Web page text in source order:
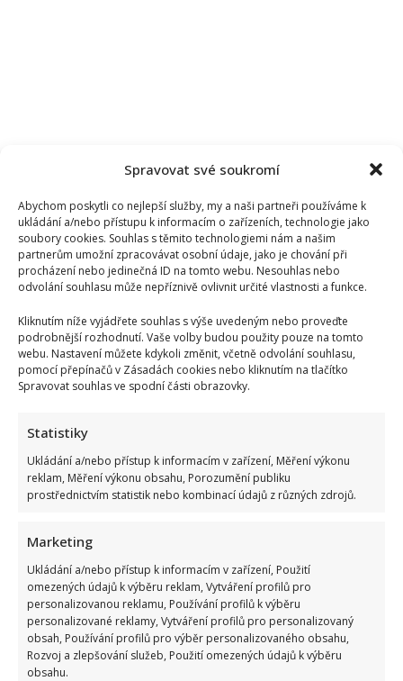
Spravovat své soukromí
Abychom poskytli co nejlepší služby, my a naši partneři používáme k
ukládání a/nebo přístupu k informacím o zařízeních, technologie jako
soubory cookies. Souhlas s těmito technologiemi nám a našim
partnerům umožní zpracovávat osobní údaje, jako je chování při
procházení nebo jedinečná ID na tomto webu. Nesouhlas nebo
odvolání souhlasu může nepříznivě ovlivnit určité vlastnosti a funkce.
Kliknutím níže vyjádřete souhlas s výše uvedeným nebo proveďte
podrobnější rozhodnutí. Vaše volby budou použity pouze na tomto
webu. Nastavení můžete kdykoli změnit, včetně odvolání souhlasu,
pomocí přepínačů v Zásadách cookies nebo kliknutím na tlačítko
Spravovat souhlas ve spodní části obrazovky.
Statistiky
Ukládání a/nebo přístup k informacím v zařízení, Měření výkonu
reklam, Měření výkonu obsahu, Porozumění publiku
prostřednictvím statistik nebo kombinací údajů z různých zdrojů.
Marketing
Ukládání a/nebo přístup k informacím v zařízení, Použití
omezených údajů k výběru reklam, Vytváření profilů pro
personalizovanou reklamu, Používání profilů k výběru
personalizované reklamy, Vytváření profilů pro personalizovaný
obsah, Používání profilů pro výběr personalizovaného obsahu,
Rozvoj a zlepšování služeb, Použití omezených údajů k výběru
obsahu.
spustila divoké hádky mezi komentujícími
Retro kvíz o dovolené v době socialismu: Kdo získá 10 z 10
bodů, pamatuje si tehdejší cestování dokonale